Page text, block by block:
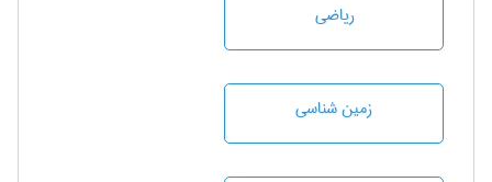
رياضی
زمين شناسی